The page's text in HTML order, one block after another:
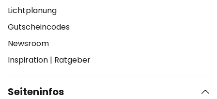
Lichtplanung
Gutscheincodes
Newsroom
Inspiration | Ratgeber
Seiteninfos